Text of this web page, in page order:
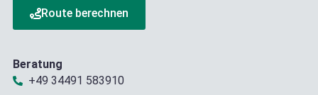
Route berechnen
Beratung
+49 34491 583910